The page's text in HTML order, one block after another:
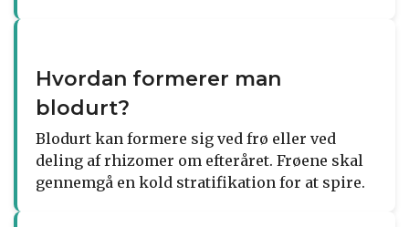
Hvordan formerer man
blodurt?
Blodurt kan formere sig ved frø eller ved
deling af rhizomer om efteråret. Frøene skal
gennemgå en kold stratifikation for at spire.